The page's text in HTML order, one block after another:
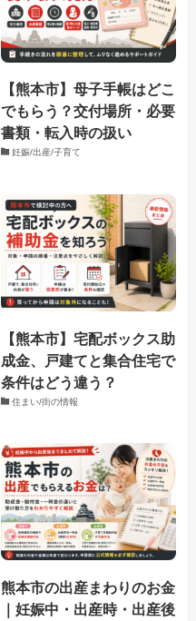
【熊本市】母子手帳はどこ
でもらう？交付場所・必要
書類・転入時の扱い
妊娠/出産/子育て
【熊本市】宅配ボックス助
成金、戸建てと集合住宅で
条件はどう違う？
住まい/街の情報
熊本市の出産まわりのお金
｜妊娠中・出産時・出産後